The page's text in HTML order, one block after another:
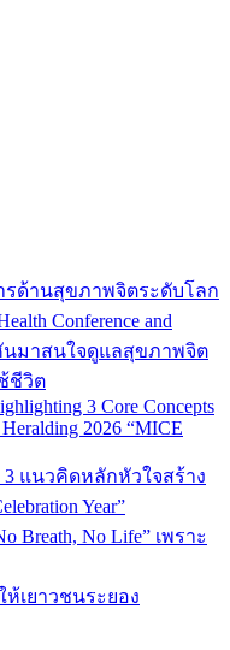
ด้านสุขภาพจิตระดับโลก
Conference and
นมาสนใจดูแลสุขภาพจิต
ชีวิต
3 Core Concepts
2026 “MICE
3 แนวคิดหลักหัวใจสร้าง
Year”
Breath, No Life” เพราะ
ห้เยาวชนระยอง